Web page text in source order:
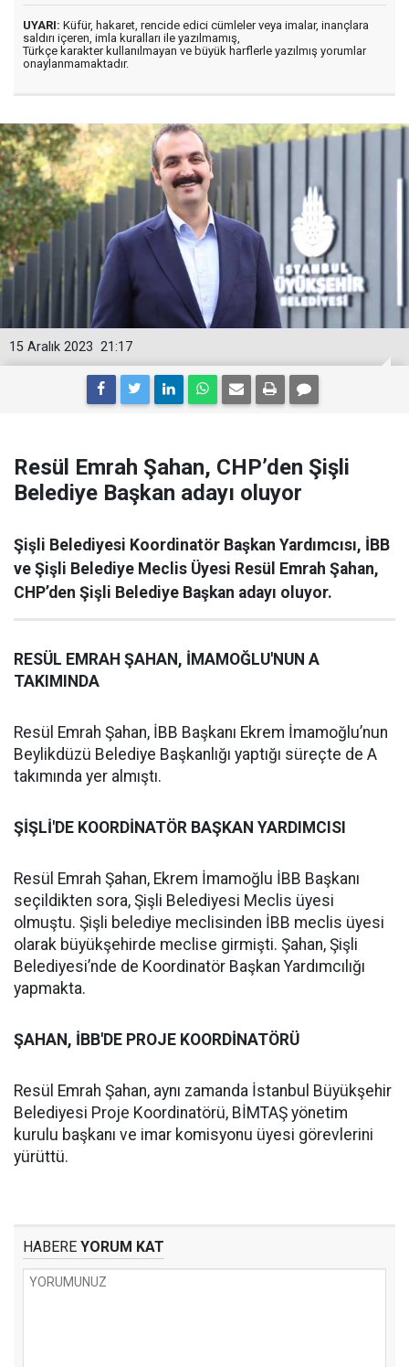
UYARI: Küfür, hakaret, rencide edici cümleler veya imalar, inançlara
saldırı içeren, imla kuralları ile yazılmamış,
Türkçe karakter kullanılmayan ve büyük harflerle yazılmış yorumlar
onaylanmamaktadır.
21:17
15 Aralık 2023
Resül Emrah Şahan, CHP’den Şişli
Belediye Başkan adayı oluyor
Şişli Belediyesi Koordinatör Başkan Yardımcısı, İBB
ve Şişli Belediye Meclis Üyesi Resül Emrah Şahan,
CHP’den Şişli Belediye Başkan adayı oluyor.
RESÜL EMRAH ŞAHAN, İMAMOĞLU'NUN A
TAKIMINDA
Resül Emrah Şahan, İBB Başkanı Ekrem İmamoğlu’nun
Beylikdüzü Belediye Başkanlığı yaptığı süreçte de A
takımında yer almıştı.
ŞİŞLİ'DE KOORDİNATÖR BAŞKAN YARDIMCISI
Resül Emrah Şahan, Ekrem İmamoğlu İBB Başkanı
seçildikten sora, Şişli Belediyesi Meclis üyesi
olmuştu. Şişli belediye meclisinden İBB meclis üyesi
olarak büyükşehirde meclise girmişti. Şahan, Şişli
Belediyesi’nde de Koordinatör Başkan Yardımcılığı
yapmakta.
ŞAHAN, İBB'DE PROJE KOORDİNATÖRÜ
Resül Emrah Şahan, aynı zamanda İstanbul Büyükşehir
Belediyesi Proje Koordinatörü, BİMTAŞ yönetim
kurulu başkanı ve imar komisyonu üyesi görevlerini
yürüttü.
HABERE YORUM KAT